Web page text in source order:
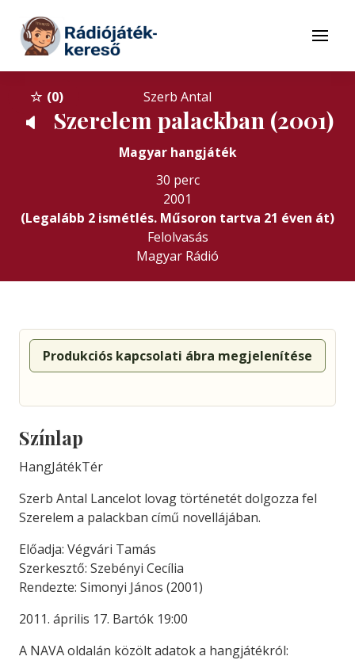
Tovább a tartalomhoz
Menü
0 Szerb Antal
🔈 Szerelem palackban (2001)
Magyar hangjáték
30 perc
2001
(Legalább 2 ismétlés. Műsoron tartva 21 éven át)
Felolvasás
Magyar Rádió
Produkciós kapcsolati ábra megjelenítése
Színlap
HangJátékTér
Szerb Antal Lancelot lovag történetét dolgozza fel
Szerelem a palackban című novellájában.
Előadja: Végvári Tamás
Szerkesztő: Szebényi Cecília
Rendezte: Simonyi János (2001)
2011. április 17. Bartók 19:00
A NAVA oldalán közölt adatok a hangjátékról: